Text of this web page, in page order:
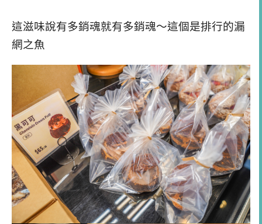
這滋味說有多銷魂就有多銷魂～這個是排行的漏
網之魚